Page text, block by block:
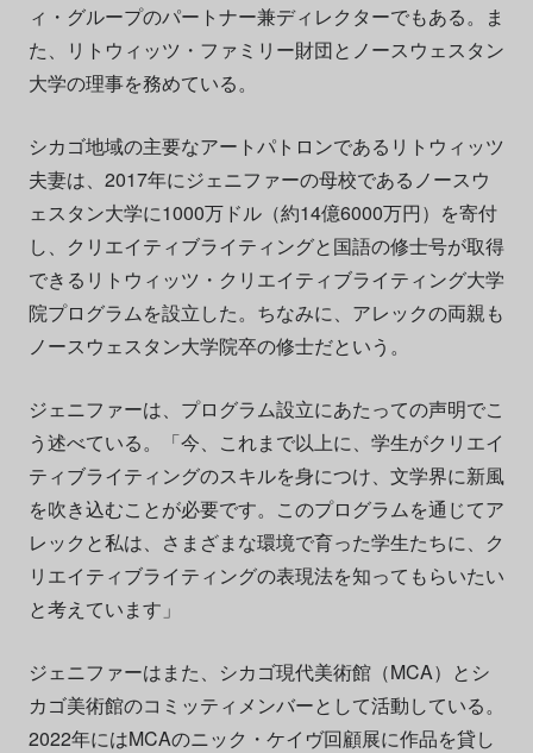
ィ・グループのパートナー兼ディレクターでもある。ま
た、リトウィッツ・ファミリー財団とノースウェスタン
大学の理事を務めている。
シカゴ地域の主要なアートパトロンであるリトウィッツ
夫妻は、2017年にジェニファーの母校であるノースウ
ェスタン大学に1000万ドル（約14億6000万円）を寄付
し、クリエイティブライティングと国語の修士号が取得
できるリトウィッツ・クリエイティブライティング大学
院プログラムを設立した。ちなみに、アレックの両親も
ノースウェスタン大学院卒の修士だという。
ジェニファーは、プログラム設立にあたっての声明でこ
う述べている。「今、これまで以上に、学生がクリエイ
ティブライティングのスキルを身につけ、文学界に新風
を吹き込むことが必要です。このプログラムを通じてア
レックと私は、さまざまな環境で育った学生たちに、ク
リエイティブライティングの表現法を知ってもらいたい
と考えています」
ジェニファーはまた、シカゴ現代美術館（MCA）とシ
カゴ美術館のコミッティメンバーとして活動している。
2022年にはMCAのニック・ケイヴ回顧展に作品を貸し